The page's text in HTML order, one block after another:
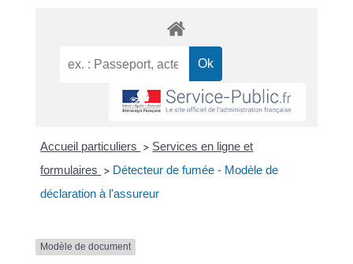
Accueil particuliers > Services en ligne et
formulaires > Détecteur de fumée - Modèle de
déclaration à l'assureur
Modèle de document